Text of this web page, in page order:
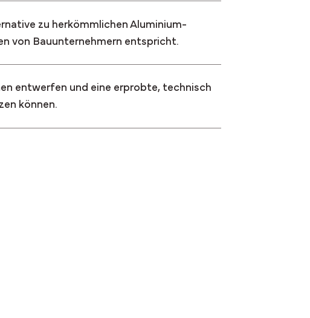
zu herkömmlichen Aluminium-
von Bauunternehmern entspricht.
entwerfen und eine erprobte, technisch
können.